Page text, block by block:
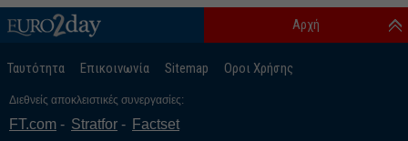
Ταυτότητα Επικοινωνία Sitemap Οροι Χρήσης
Αρχή
Διεθνείς αποκλειστικές συνεργασίες:
FT.com Stratfor Factset